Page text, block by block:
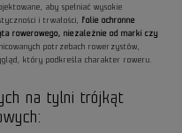
aby spełniać wysokie
i trwałości, folie ochronne
rowerowego, niezależnie od marki czy
potrzebach rowerzystów,
który podkreśla charakter roweru.
na tylni trójkąt